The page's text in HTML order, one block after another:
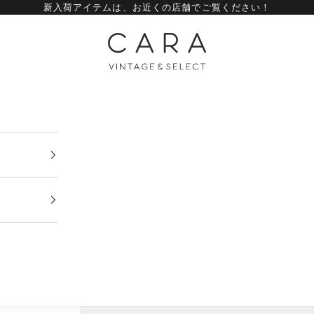
新入荷アイテムは、 お近くの店舗でご覧ください！
CARA vintage&select